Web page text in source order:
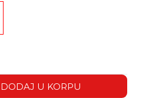
DODAJ U KORPU